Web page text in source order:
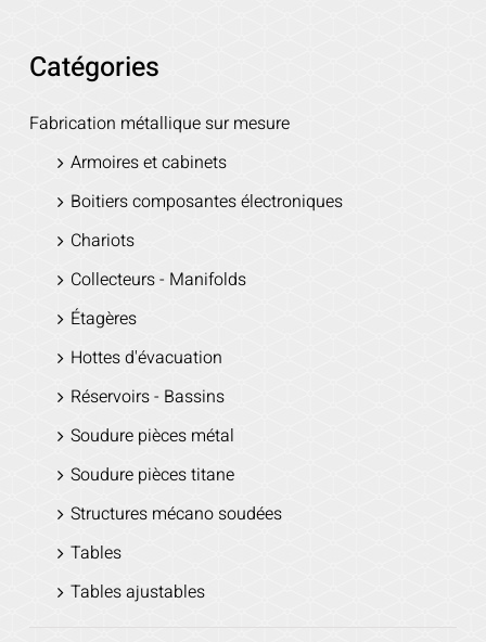
Catégories
Fabrication métallique sur mesure
Armoires et cabinets
Boitiers composantes électroniques
Chariots
Collecteurs - Manifolds
Étagères
Hottes d'évacuation
Réservoirs - Bassins
Soudure pièces métal
Soudure pièces titane
Structures mécano soudées
Tables
Tables ajustables